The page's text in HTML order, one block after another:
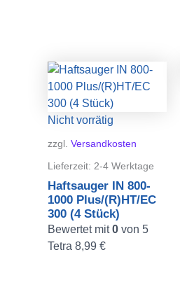
Nicht vorrätig
zzgl. Versandkosten
Lieferzeit: 2-4 Werktage
Haftsauger IN 800-
1000 Plus/(R)HT/EC
300 (4 Stück)
Bewertet mit0 von 5
Tetra 8,99 €